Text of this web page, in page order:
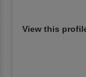
View this